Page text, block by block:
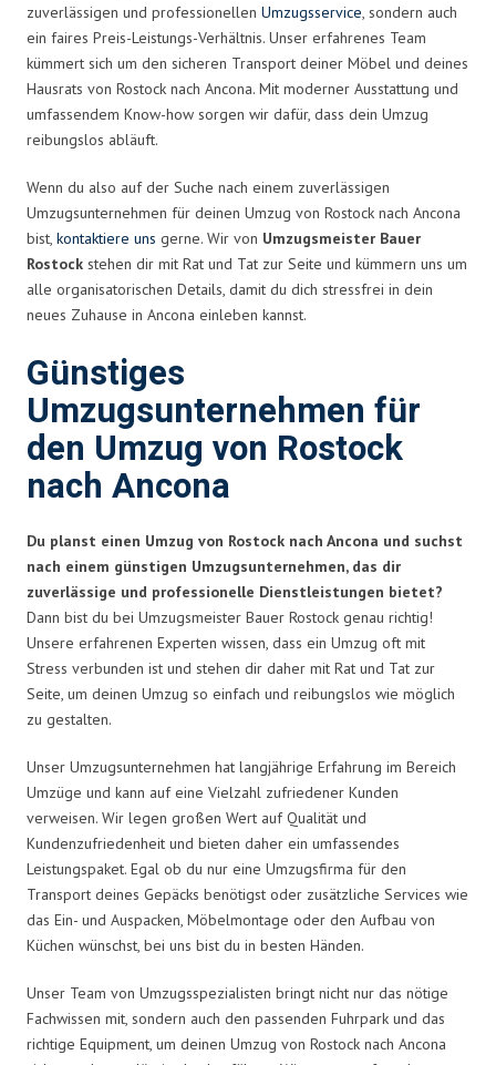
zuverlässigen und professionellen Umzugsservice, sondern auch
ein faires Preis-Leistungs-Verhältnis. Unser erfahrenes Team
kümmert sich um den sicheren Transport deiner Möbel und deines
Hausrats von Rostock nach Ancona. Mit moderner Ausstattung und
umfassendem Know-how sorgen wir dafür, dass dein Umzug
reibungslos abläuft.
Wenn du also auf der Suche nach einem zuverlässigen
Umzugsunternehmen für deinen Umzug von Rostock nach Ancona
bist, kontaktiere uns gerne. Wir von Umzugsmeister Bauer
Rostock stehen dir mit Rat und Tat zur Seite und kümmern uns um
alle organisatorischen Details, damit du dich stressfrei in dein
neues Zuhause in Ancona einleben kannst.
Günstiges
Umzugsunternehmen für
den Umzug von Rostock
nach Ancona
Du planst einen Umzug von Rostock nach Ancona und suchst
nach einem günstigen Umzugsunternehmen, das dir
zuverlässige und professionelle Dienstleistungen bietet?
Dann bist du bei Umzugsmeister Bauer Rostock genau richtig!
Unsere erfahrenen Experten wissen, dass ein Umzug oft mit
Stress verbunden ist und stehen dir daher mit Rat und Tat zur
Seite, um deinen Umzug so einfach und reibungslos wie möglich
zu gestalten.
Unser Umzugsunternehmen hat langjährige Erfahrung im Bereich
Umzüge und kann auf eine Vielzahl zufriedener Kunden
verweisen. Wir legen großen Wert auf Qualität und
Kundenzufriedenheit und bieten daher ein umfassendes
Leistungspaket. Egal ob du nur eine Umzugsfirma für den
Transport deines Gepäcks benötigst oder zusätzliche Services wie
das Ein- und Auspacken, Möbelmontage oder den Aufbau von
Küchen wünschst, bei uns bist du in besten Händen.
Unser Team von Umzugsspezialisten bringt nicht nur das nötige
Fachwissen mit, sondern auch den passenden Fuhrpark und das
richtige Equipment, um deinen Umzug von Rostock nach Ancona